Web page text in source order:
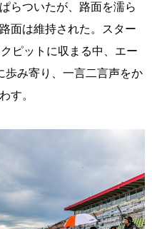
らついたが、路面を濡ら
面は維持された。スター
ピットに収まる中、エー
歩み寄り、一言二言声をか
す。